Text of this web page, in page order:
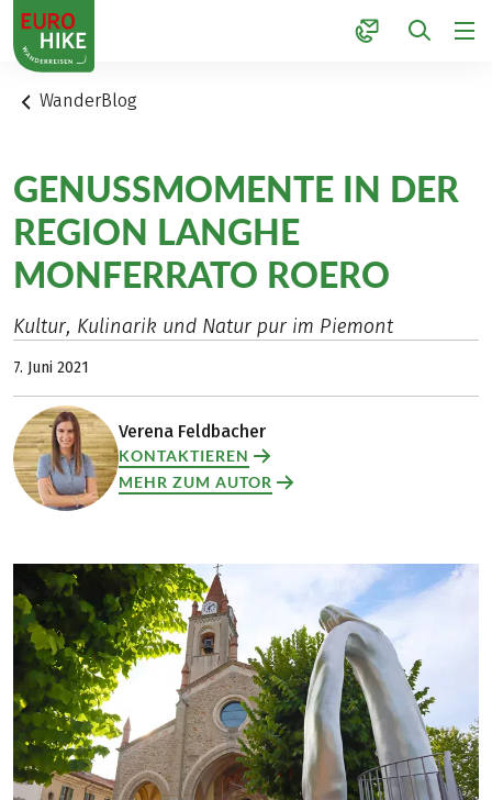
1
WanderBlog
GENUSSMOMENTE IN DER
REGION LANGHE
MONFERRATO ROERO
Kultur, Kulinarik und Natur pur im Piemont
7. Juni 2021
Verena Feldbacher
KONTAKTIEREN
MEHR ZUM AUTOR